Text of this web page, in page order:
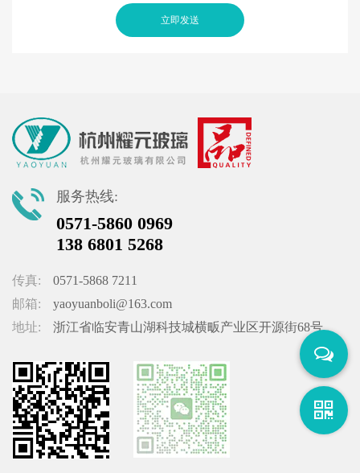
服务热线:
0571-5860 0969
138 6801 5268
传真:
0571-5868 7211
邮箱:
yaoyuanboli@163.com
地址:
浙江省临安青山湖科技城横畈产业区开源街68号